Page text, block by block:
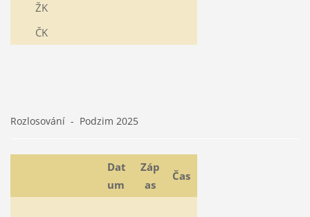
ŽK
ČK
Rozlosování - Podzim 2025
Dat
um
Záp
as
Čas